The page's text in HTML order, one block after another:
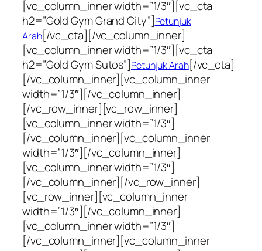
[vc_column_inner width=”1/3″][vc_cta
h2=”Gold Gym Grand City”]Petunjuk
Arah[/vc_cta][/vc_column_inner]
[vc_column_inner width=”1/3″][vc_cta
h2=”Gold Gym Sutos”]Petunjuk Arah[/vc_cta]
[/vc_column_inner][vc_column_inner
width=”1/3″][/vc_column_inner]
[/vc_row_inner][vc_row_inner]
[vc_column_inner width=”1/3″]
[/vc_column_inner][vc_column_inner
width=”1/3″][/vc_column_inner]
[vc_column_inner width=”1/3″]
[/vc_column_inner][/vc_row_inner]
[vc_row_inner][vc_column_inner
width=”1/3″][/vc_column_inner]
[vc_column_inner width=”1/3″]
[/vc_column_inner][vc_column_inner